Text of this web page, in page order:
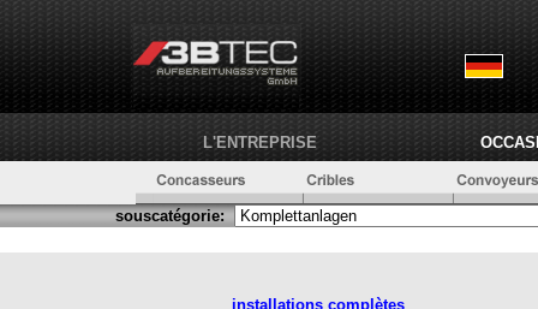
L'ENTREPRISE
souscatégorie:
installations complètes